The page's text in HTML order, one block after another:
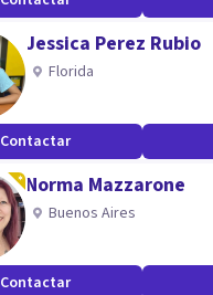
Jessica Perez Rubio
Florida
Contactar
Norma Mazzarone
Buenos Aires
Contactar